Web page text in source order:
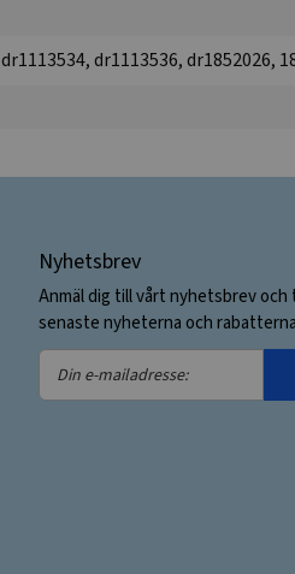
dr1113536, dr1852026,
Nyhetsbrev
Anmäl dig till vårt nyhetsbrev och
senaste nyheterna och
Din
e-